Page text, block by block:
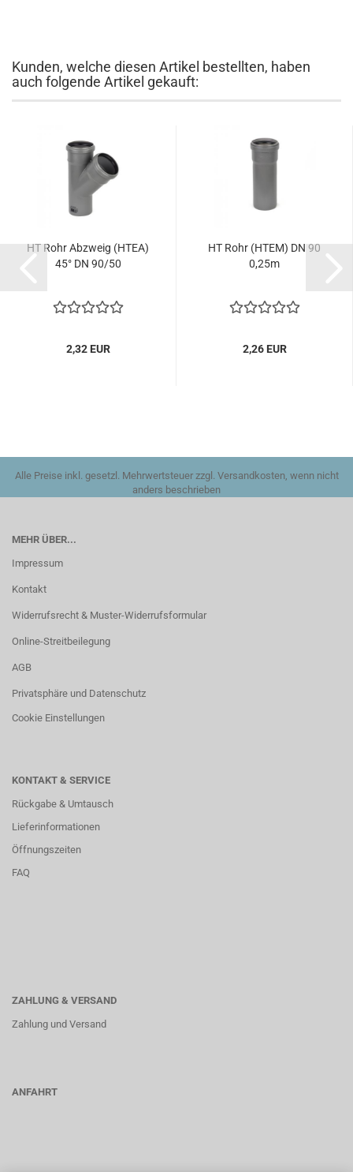
Kunden, welche diesen Artikel bestellten, haben
auch folgende Artikel gekauft:
HT Rohr Abzweig (HTEA)
45° DN 90/50
2,32 EUR
HT Rohr (HTEM) DN 90
0,25m
2,26 EUR
Alle Preise inkl. gesetzl. Mehrwertsteuer zzgl. Versandkosten, wenn nicht
anders beschrieben
MEHR ÜBER...
Impressum
Kontakt
Widerrufsrecht & Muster-Widerrufsformular
Online-Streitbeilegung
AGB
Privatsphäre und Datenschutz
Cookie Einstellungen
KONTAKT & SERVICE
Rückgabe & Umtausch
Lieferinformationen
Öffnungszeiten
FAQ
ZAHLUNG & VERSAND
Zahlung und Versand
ANFAHRT